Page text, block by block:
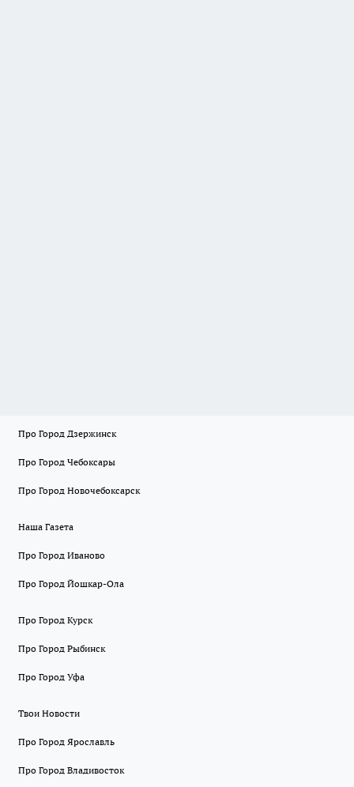
Про Город Дзержинск
Про Город Чебоксары
Про Город Новочебоксарск
Наша Газета
Про Город Иваново
Про Город Йошкар-Ола
Про Город Курск
Про Город Рыбинск
Про Город Уфа
Твои Новости
Про Город Ярославль
Про Город Владивосток